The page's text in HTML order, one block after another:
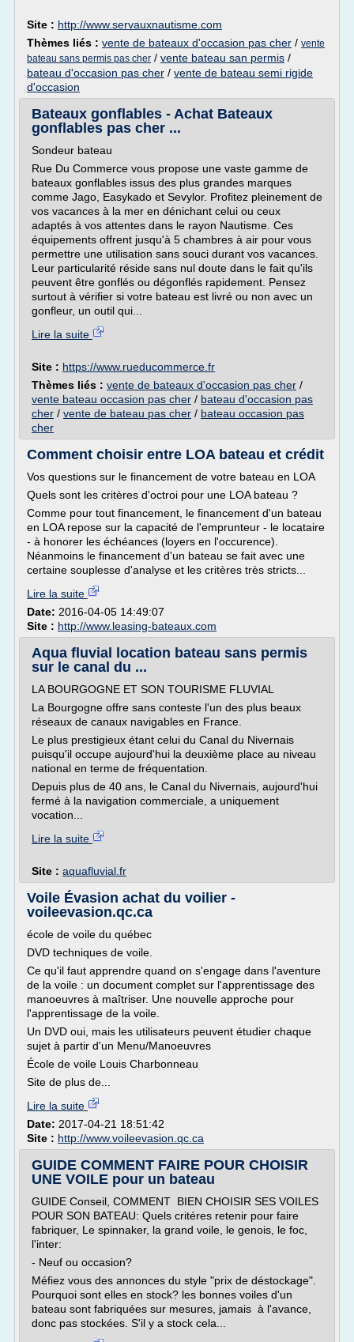
Site : http://www.servauxnautisme.com
Thèmes liés : vente de bateaux d'occasion pas cher / vente
bateau sans permis pas cher / vente bateau san permis /
bateau d'occasion pas cher / vente de bateau semi rigide
d'occasion
Bateaux gonflables - Achat Bateaux
gonflables pas cher ...
Sondeur bateau
Rue Du Commerce vous propose une vaste gamme de
bateaux gonflables issus des plus grandes marques
comme Jago, Easykado et Sevylor. Profitez pleinement de
vos vacances à la mer en dénichant celui ou ceux
adaptés à vos attentes dans le rayon Nautisme. Ces
équipements offrent jusqu'à 5 chambres à air pour vous
permettre une utilisation sans souci durant vos vacances.
Leur particularité réside sans nul doute dans le fait qu'ils
peuvent être gonflés ou dégonflés rapidement. Pensez
surtout à vérifier si votre bateau est livré ou non avec un
gonfleur, un outil qui...
Lire la suite
Site : https://www.rueducommerce.fr
Thèmes liés : vente de bateaux d'occasion pas cher /
vente bateau occasion pas cher / bateau d'occasion pas
cher / vente de bateau pas cher / bateau occasion pas
cher
Comment choisir entre LOA bateau et crédit
Vos questions sur le financement de votre bateau en LOA
Quels sont les critères d'octroi pour une LOA bateau ?
Comme pour tout financement, le financement d'un bateau
en LOA repose sur la capacité de l'emprunteur - le locataire
- à honorer les échéances (loyers en l'occurence).
Néanmoins le financement d'un bateau se fait avec une
certaine souplesse d'analyse et les critères très stricts...
Lire la suite
Date: 2016-04-05 14:49:07
Site : http://www.leasing-bateaux.com
Aqua fluvial location bateau sans permis
sur le canal du ...
LA BOURGOGNE ET SON TOURISME FLUVIAL
La Bourgogne offre sans conteste l'un des plus beaux
réseaux de canaux navigables en France.
Le plus prestigieux étant celui du Canal du Nivernais
puisqu'il occupe aujourd'hui la deuxième place au niveau
national en terme de fréquentation.
Depuis plus de 40 ans, le Canal du Nivernais, aujourd'hui
fermé à la navigation commerciale, a uniquement
vocation...
Lire la suite
Site : aquafluvial.fr
Voile Évasion achat du voilier -
voileevasion.qc.ca
école de voile du québec
DVD techniques de voile.
Ce qu'il faut apprendre quand on s'engage dans l'aventure
de la voile : un document complet sur l'apprentissage des
manoeuvres à maîtriser. Une nouvelle approche pour
l'apprentissage de la voile.
Un DVD oui, mais les utilisateurs peuvent étudier chaque
sujet à partir d'un Menu/Manoeuvres
École de voile Louis Charbonneau
Site de plus de...
Lire la suite
Date: 2017-04-21 18:51:42
Site : http://www.voileevasion.qc.ca
GUIDE COMMENT FAIRE POUR CHOISIR
UNE VOILE pour un bateau
GUIDE Conseil, COMMENT BIEN CHOISIR SES VOILES
POUR SON BATEAU: Quels critéres retenir pour faire
fabriquer, Le spinnaker, la grand voile, le genois, le foc,
l'inter:
- Neuf ou occasion?
Méfiez vous des annonces du style "prix de déstockage".
Pourquoi sont elles en stock? les bonnes voiles d'un
bateau sont fabriquées sur mesures, jamais à l'avance,
donc pas stockées. S'il y a stock cela...